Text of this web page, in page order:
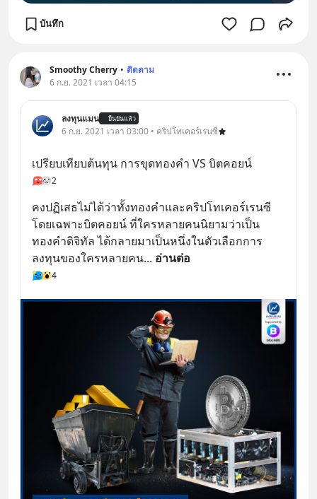
บันทึก
Smoothy Cherry • ติดตาม
6 ก.ย. 2021 เวลา 04:15
ลงทุนแมน ยืนยันแล้ว
6 ก.ย. 2021 เวลา 03:00 • คริปโทเคอร์เรนซี
เปรียบเทียบต้นทุน การขุดทองคำ VS บิตคอยน์
2
คงปฏิเสธไม่ได้ว่าทั้งทองคำและคริปโทเคอร์เรนซี
โดยเฉพาะบิตคอยน์ ที่ใครหลายคนนิยามว่าเป็น
ทองคำดิจิทัล ได้กลายมาเป็นหนึ่งในตัวเลือกการ
ลงทุนของใครหลายคน... อ่านต่อ
4